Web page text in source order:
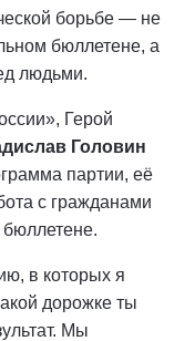
борьбе — не
бюллетене, а
людьми.
Герой
Головин
партии, её
с гражданами
в которых я
дорожке ты
Мы